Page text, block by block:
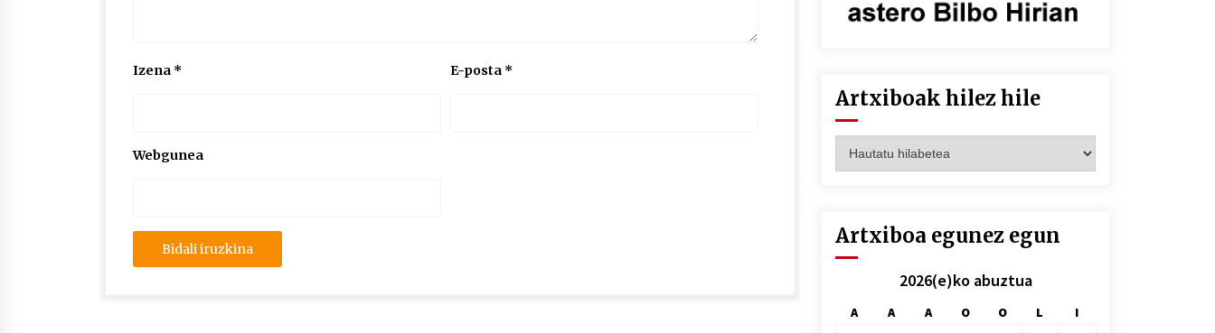
Izena * E-posta *
Webgunea
Artxiboak hilez hile
hilez
Artxiboa egunez egun
2026(e)ko abuztua
A A A O O L
I